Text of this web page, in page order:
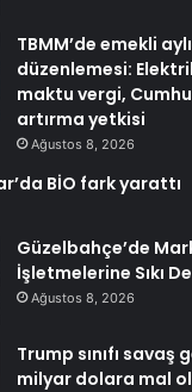
TBMM’de emekli
düzenlemesi:
maktu vergi,
artırma yetkisi
Ağustos 8, 2026
BİO fark yarattı
Güzelbahçe’de
İşletmelerine Sıkı
Ağustos 8, 2026
Trump sınıfı savaş
milyar dolara mal